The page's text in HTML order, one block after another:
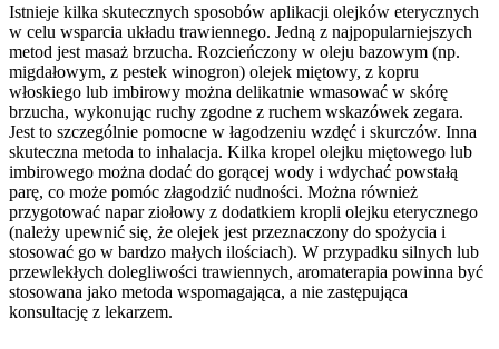
Istnieje kilka skutecznych sposobów aplikacji olejków eterycznych
w celu wsparcia układu trawiennego. Jedną z najpopularniejszych
metod jest masaż brzucha. Rozcieńczony w oleju bazowym (np.
migdałowym, z pestek winogron) olejek miętowy, z kopru
włoskiego lub imbirowy można delikatnie wmasować w skórę
brzucha, wykonując ruchy zgodne z ruchem wskazówek zegara.
Jest to szczególnie pomocne w łagodzeniu wzdęć i skurczów. Inna
skuteczna metoda to inhalacja. Kilka kropel olejku miętowego lub
imbirowego można dodać do gorącej wody i wdychać powstałą
parę, co może pomóc złagodzić nudności. Można również
przygotować napar ziołowy z dodatkiem kropli olejku eterycznego
(należy upewnić się, że olejek jest przeznaczony do spożycia i
stosować go w bardzo małych ilościach). W przypadku silnych lub
przewlekłych dolegliwości trawiennych, aromaterapia powinna być
stosowana jako metoda wspomagająca, a nie zastępująca
konsultację z lekarzem.